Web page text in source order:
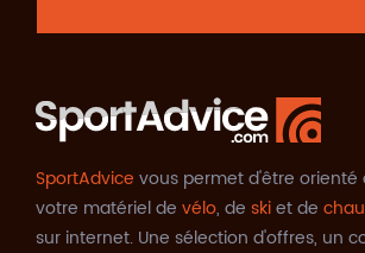
SportAdvice vous permet d'être orienté
votre matériel de vélo, de skiet de
sur internet. Une sélection d'offres, un